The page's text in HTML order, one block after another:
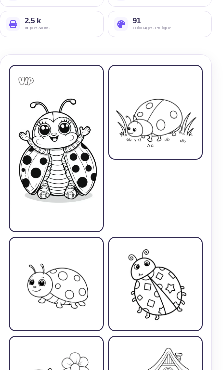
2,5 k
impressions
91
coloriages en ligne